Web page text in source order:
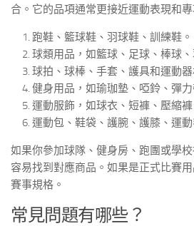
合。它的品項通常更接近運動表現和專
跑鞋、籃球鞋、羽球鞋、訓練鞋。
球類用品，如籃球、足球、棒球、
球拍、球棒、手套、護具和運動器
健身用品，如瑜珈墊、啞鈴、彈力
運動服飾，如球衣、短褲、壓縮褲
運動包、鞋袋、護腕、護膝、運動
如果你參加球隊、健身房、跑團或學
容易找到對應商品。如果是正式比賽
賽事規格。
常見問題有哪些？